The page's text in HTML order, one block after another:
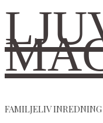
FAMILJELIV